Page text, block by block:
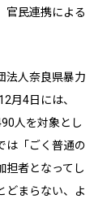
官民連携による
法人奈良県暴力
月4日には、
人を対象とし
は「ごく普通の
担者となってし
どまらない、よ